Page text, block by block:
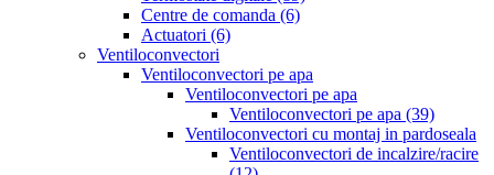
Centre de comanda (6)
Actuatori (6)
Ventiloconvectori
Ventiloconvectori pe apa
Ventiloconvectori pe apa
Ventiloconvectori pe apa (39)
Ventiloconvectori cu montaj in pardoseala
Ventiloconvectori de incalzire/racire